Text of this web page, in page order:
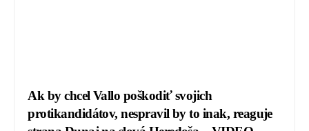
Ak by chcel Vallo poškodiť svojich
protikandidátov, nespravil by to inak, reaguje